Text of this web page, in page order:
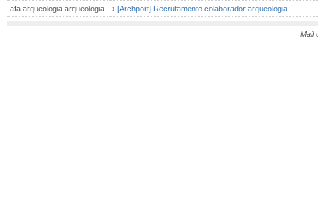
afa.arqueologia arqueologia
› [Archport] Recrutamento colaborador arqueologia
Mail